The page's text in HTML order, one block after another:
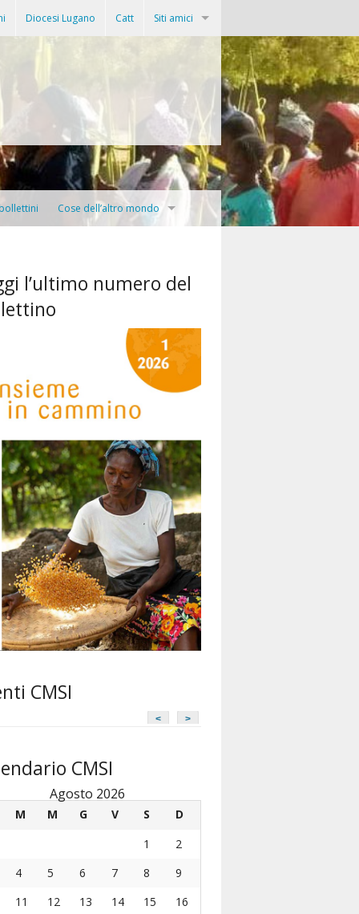
Diocesi Lugano Catt Siti amici
Associazione Mezanmi
Siti missionari delle nostre diocesi
Missio
Azione Quaresimale
AsiaNews
infaticabile
Cose dell’altro mondo
l’ultimo numero del
CMSI
< >
CMSI
Agosto 2026
M M G V S
D
1
2
4 5 6 7 8
9
11 12 13 14 15
16